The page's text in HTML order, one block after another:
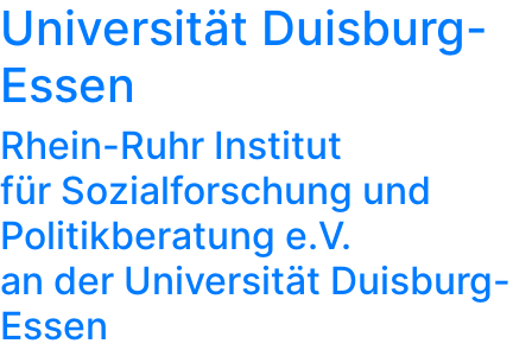
Universität Duisburg-
Essen
Rhein-Ruhr Institut
für Sozialforschung und
Politikberatung e.V.
an der Universität Duisburg-
Essen